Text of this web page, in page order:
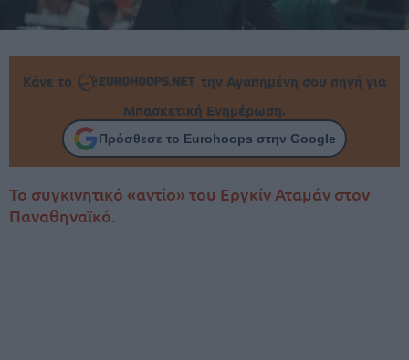
Κάνε το
την Αγαπημένη σου πηγή για
Μπασκετική Ενημέρωση.
Πρόσθεσε το Eurohoops στην Google
Το συγκινητικό «αντίο» του Εργκίν Αταμάν στον
Παναθηναϊκό.